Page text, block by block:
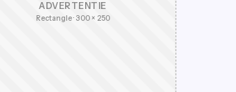
ADVERTENTIE
Rectangle · 300 × 250